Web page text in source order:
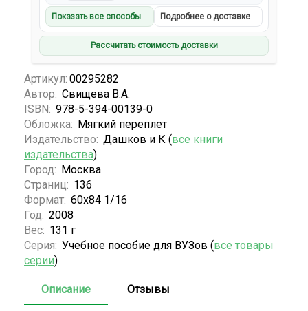
Показать все способы Подробнее о доставке
Рассчитать стоимость доставки
Артикул: 00295282
Автор: Свищева В.А.
ISBN: 978-5-394-00139-0
Обложка: Мягкий переплет
Издательство: Дашков и К (все книги
издательства)
Город: Москва
Страниц: 136
Формат: 60х84 1/16
Год: 2008
Вес: 131 г
Серия: Учебное пособие для ВУЗов (все товары
серии)
Описание Отзывы